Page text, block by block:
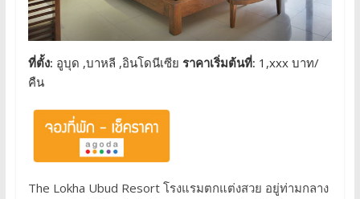
ที่ตั้ง: อูบุด ,บาหลี ,อินโดนีเซีย ราคาเริ่มต้นที่: 1,xxx บาท/
คืน
The Lokha Ubud Resort โรงแรมตกแต่งสวย อยู่ท่ามกลาง